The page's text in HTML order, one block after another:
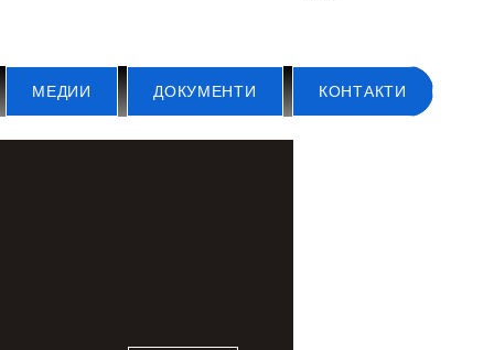
МЕДИИ ДОКУМЕНТИ КОНТАКТИ